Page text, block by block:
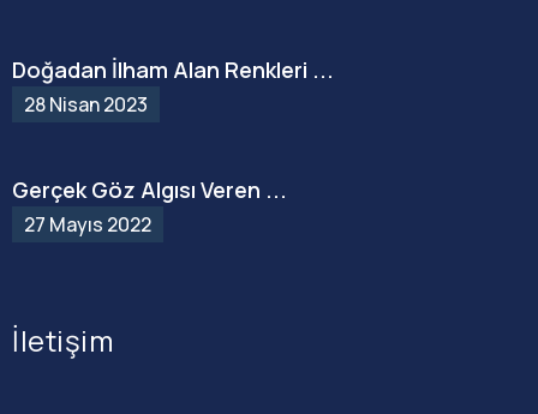
Doğadan İlham Alan Renkleri ...
28 Nisan 2023
Gerçek Göz Algısı Veren ...
27 Mayıs 2022
İletişim